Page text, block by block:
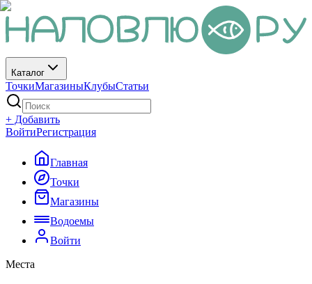
Каталог
ТочкиМагазиныКлубыСтатьи
+ Добавить
ВойтиРегистрация
Главная
Точки
Магазины
Водоемы
Войти
Места